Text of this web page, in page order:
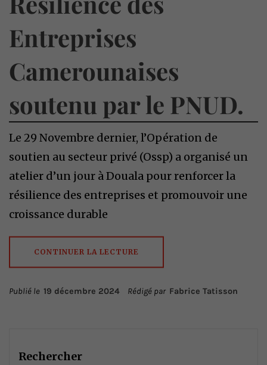
Entreprises
Camerounaises
soutenu par le PNUD.
Le 29 Novembre dernier, l’Opération de
soutien au secteur privé (Ossp) a organisé un
atelier d’un jour à Douala pour renforcer la
résilience des entreprises et promouvoir une
croissance durable
CONTINUER LA LECTURE
Publié le 19 décembre 2024 Rédigé par Fabrice Tatisson
Rechercher